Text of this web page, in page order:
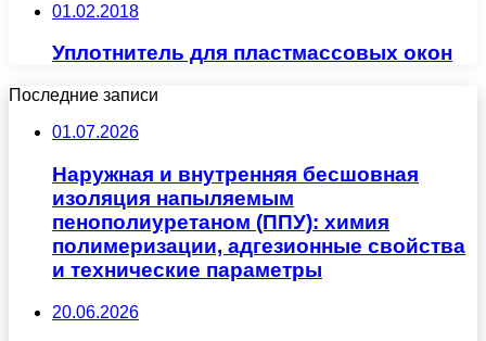
01.02.2018
Уплотнитель для пластмассовых окон
Последние записи
01.07.2026
Наружная и внутренняя бесшовная
изоляция напыляемым
пенополиуретаном (ППУ): химия
полимеризации, адгезионные свойства
и технические параметры
20.06.2026